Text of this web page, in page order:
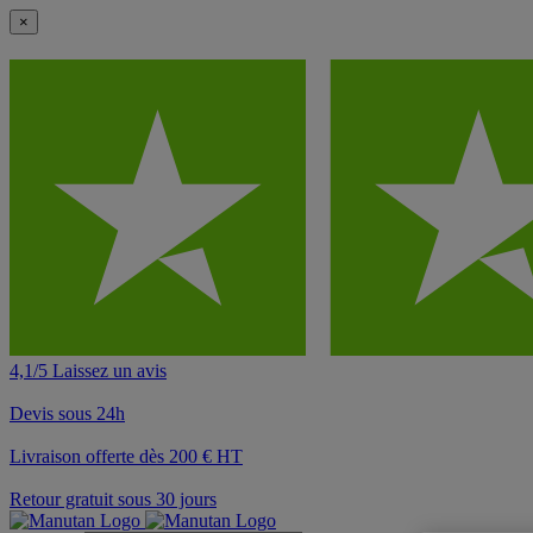
×
4,1/5 Laissez un avis
Devis sous 24h
Livraison offerte dès 200 € HT
Retour gratuit sous 30 jours